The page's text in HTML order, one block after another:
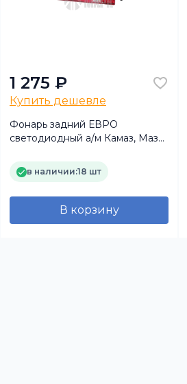
1 275 ₽
Купить дешевле
Фонарь задний ЕВРО
светодиодный а/м Камаз, Маз
в наличии:18 шт
В корзину